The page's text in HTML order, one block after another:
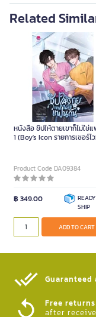
Related
หนังสือ ชิปให้ตายเขาก็ไม่ใช่
1 (Boy's Icon รายการเซอร์ไ
Product Code DA09384
฿ 349.00
SHIP
ADD TO CART
Free
after